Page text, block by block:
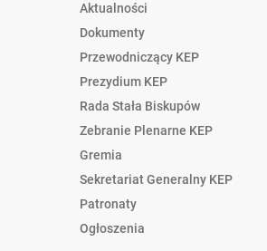
Aktualności
Dokumenty
Przewodniczący KEP
Prezydium KEP
Rada Stała Biskupów
Zebranie Plenarne KEP
Gremia
Sekretariat Generalny KEP
Patronaty
Ogłoszenia